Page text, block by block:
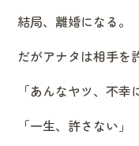
結局、離婚になる。
だがアナタは相手を
「あんなヤツ、不幸
「一生、許さない」